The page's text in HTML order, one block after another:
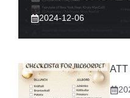
2024-12-06